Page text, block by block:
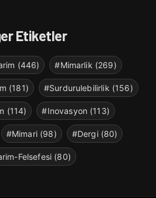
Etiketler
(446) #Mimarlik (269)
(181) #Surdurulebilirlik (156)
(114) #Inovasyon (113)
#Mimari (98) #Dergi (80)
Felsefesi (80)